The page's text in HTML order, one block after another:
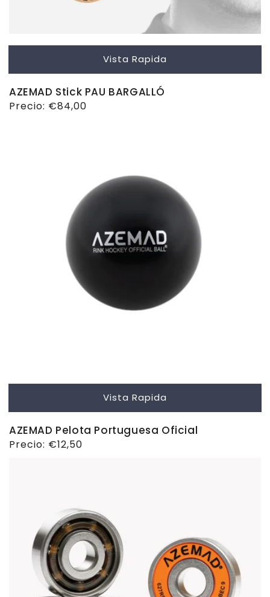
Vista Rapida
AZEMAD Stick PAU BARGALLÓ
Precio
Precio: €84,00
Vista Rapida
AZEMAD Pelota Portuguesa Oficial
Precio
Precio: €12,50